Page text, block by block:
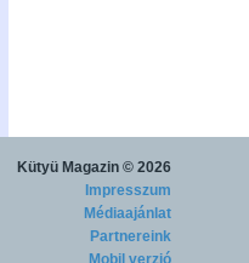
Kütyü Magazin © 2026
Impresszum
Médiaajánlat
Partnereink
Mobil verzió